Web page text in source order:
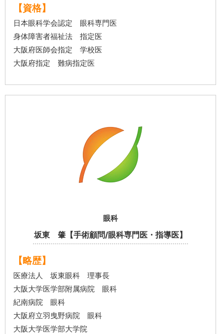
【資格】
日本眼科学会認定 眼科専門医
身体障害者福祉法 指定医
大阪府医師会指定 学校医
大阪府指定 難病指定医
眼科
坂東 肇【手術顧問/眼科専門医・指導医】
【略歴】
医療法人 坂東眼科 理事長
大阪大学医学部附属病院 眼科
紀南病院 眼科
大阪府立羽曳野病院 眼科
大阪大学医学部大学院